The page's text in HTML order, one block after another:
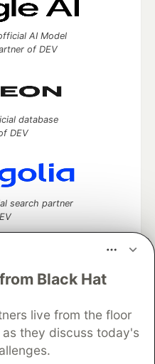
Black Hat
live from the floor
they discuss today's
AI Model
of DEV
database
DEV
search partner
and keep up software
DEV++
Videos
Help
Advertise on DEV
Contact
DEV Shop